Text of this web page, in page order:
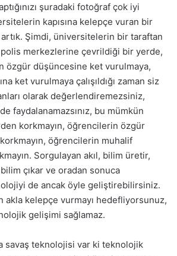
şuradaki fotoğraf çok iyi
kapısına kelepçe vuran bir
Şimdi, üniversitelerin bir taraftan
polis merkezlerine çevrildiği bir yerde,
özgür düşüncesine ket vurulmaya,
ket vurulmaya çalışıldığı zaman siz
olarak değerlendiremezsiniz,
faydalanamazsınız, bu mümkün
korkmayın, öğrencilerin özgür
öğrencilerin muhalif
Sorgulayan akıl, bilim üretir,
çıkar ve oradan sonuca
de ancak öyle geliştirebilirsiniz.
akla kelepçe vurmayı hedefliyorsunuz,
gelişimi sağlamaz.
savaş teknolojisi var ki teknolojik